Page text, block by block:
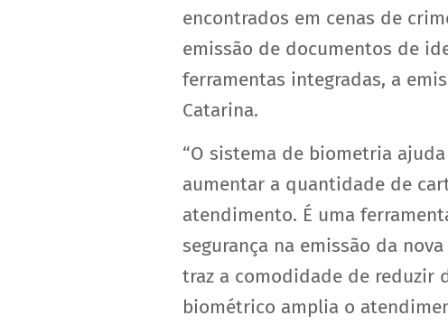
encontrados em cenas de
emissão de documentos de
ferramentas integradas, a
Catarina.
“O sistema de biometria
aumentar a quantidade de
atendimento. É uma
segurança na emissão da
traz a comodidade de reduzir
biométrico amplia o